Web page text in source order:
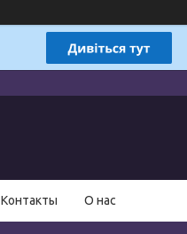
Контакты О нас